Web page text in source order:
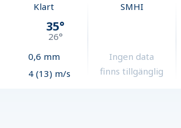
Klart
35°
26°
0,6 mm
4 (13) m/s
SMHI
Ingen data
finns tillgänglig